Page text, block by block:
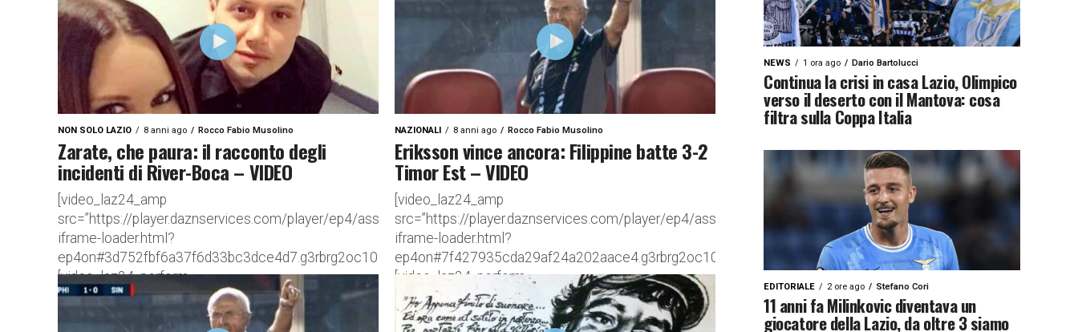
A 42 anni dalla sua scomparsa, ecco un focus per
omaggiare Tommaso Maestrelli, storico personaggio
biancoceleste Ci sono persone che, nonostante
NON SOLO LAZIO 8 anni ago Rocco Fabio Musolino
Zarate, che paura: il racconto degli
incidenti di River-Boca – VIDEO
[video_laz24_amp
src=”https://player.daznservices.com/player/ep4/assets/amp-
iframe-loader.html?
ep4on#3d752fbf6a37f6d33bc3dce4d7.g3rbrg2oc10i1qyx9z3x9zj4y”]
[video_laz24_perform
src=”//player.daznservices.com/player.js#3d752fbf6a37f6d33bc3dce4d7.g3rbrg2oc10i1qyx9z3x9zj4y”]
Attimi di panico per Mauro Zarate: la moglie ha
NAZIONALI 8 anni ago Rocco Fabio Musolino
Eriksson vince ancora: Filippine batte 3-2
Timor Est – VIDEO
[video_laz24_amp
src=”https://player.daznservices.com/player/ep4/assets/amp-
iframe-loader.html?
ep4on#7f427935cda29af24a202aace4.g3rbrg2oc10i1qyx9z3x9zj4y”]
[video_laz24_perform
src=”//player.daznservices.com/player.js#7f427935cda29af24a202aace4.g3rbrg2oc10i1qyx9z3x9zj4y”]
VIDEO – Timor Est-Filippine 2-3: la squadra di
NEWS 1 ora ago Dario Bartolucci
Continua la crisi in casa Lazio, Olimpico
verso il deserto con il Mantova: cosa
filtra sulla Coppa Italia
EDITORIALE 2 ore ago Stefano Cori
11 anni fa Milinkovic diventava un
giocatore della Lazio, da oltre 3 siamo